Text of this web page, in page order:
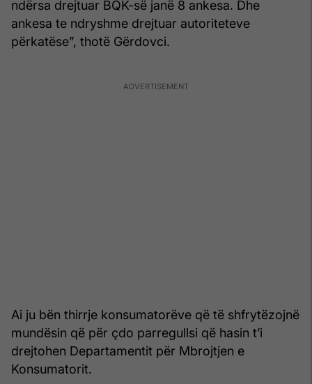
ndërsa drejtuar BQK-së janë 8 ankesa. Dhe
ankesa te ndryshme drejtuar autoriteteve
përkatëse”, thotë Gërdovci.
Ai ju bën thirrje konsumatorëve që të shfrytëzojnë
mundësin që për çdo parregullsi që hasin t’i
drejtohen Departamentit për Mbrojtjen e
Konsumatorit.